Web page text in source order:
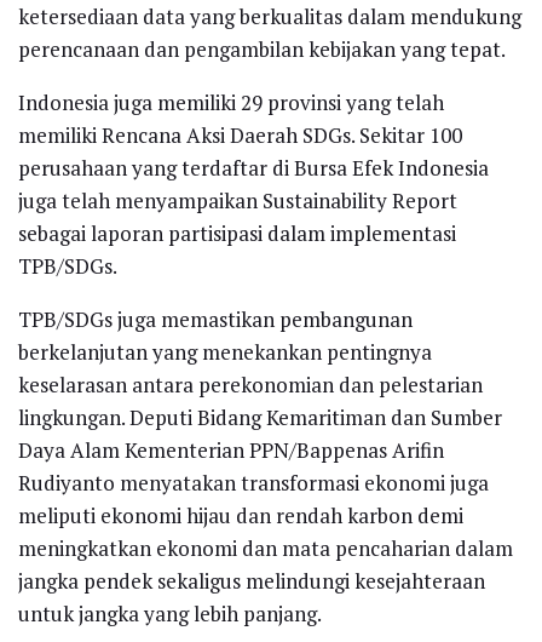
ketersediaan data yang berkualitas dalam mendukung
perencanaan dan pengambilan kebijakan yang tepat.
Indonesia juga memiliki 29 provinsi yang telah
memiliki Rencana Aksi Daerah SDGs. Sekitar 100
perusahaan yang terdaftar di Bursa Efek Indonesia
juga telah menyampaikan Sustainability Report
sebagai laporan partisipasi dalam implementasi
TPB/SDGs.
TPB/SDGs juga memastikan pembangunan
berkelanjutan yang menekankan pentingnya
keselarasan antara perekonomian dan pelestarian
lingkungan. Deputi Bidang Kemaritiman dan Sumber
Daya Alam Kementerian PPN/Bappenas Arifin
Rudiyanto menyatakan transformasi ekonomi juga
meliputi ekonomi hijau dan rendah karbon demi
meningkatkan ekonomi dan mata pencaharian dalam
jangka pendek sekaligus melindungi kesejahteraan
untuk jangka yang lebih panjang.